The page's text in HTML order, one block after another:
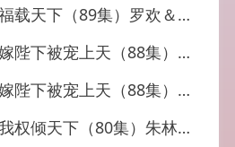
天下（89集）罗欢＆郭静
宠上天（88集）靳旺＆李冰冰
宠上天（88集）靳旺&李冰冰
天下（80集）朱林雨＆张智鹏